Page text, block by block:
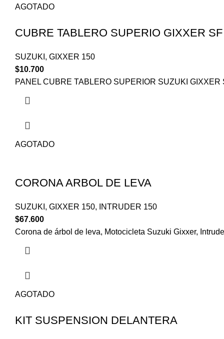
AGOTADO
CUBRE TABLERO SUPERIO GIXXER SF
SUZUKI , GIXXER 150
$10.700
PANEL CUBRE TABLERO SUPERIOR SUZUKI GIXXER
AGOTADO
CORONA ARBOL DE LEVA
SUZUKI , GIXXER 150,
INTRUDER 150
$67.600
Corona de árbol de leva, Motocicleta Suzuki Gixxer,
AGOTADO
KIT SUSPENSION DELANTERA